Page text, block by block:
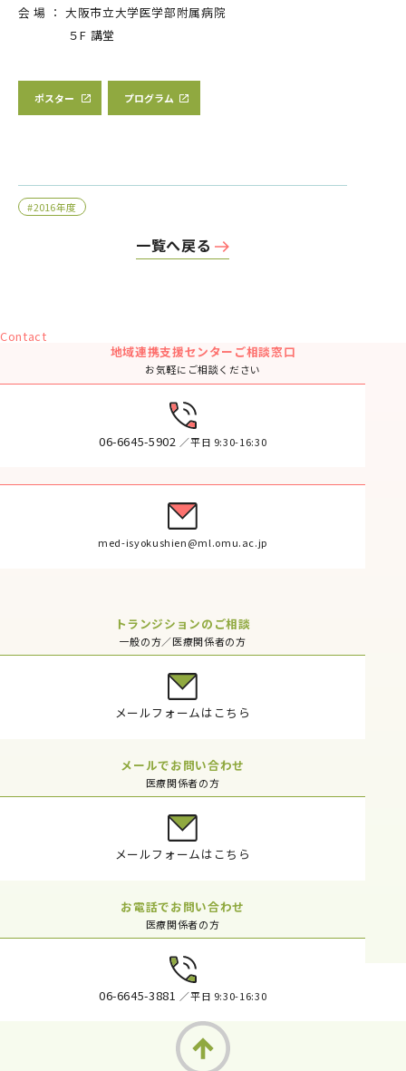
会 場 ： 大阪市立大学医学部附属病院
５F 講堂
ポスター プログラム
#2016年度
一覧へ戻る
Contact
地域連携支援センターご相談窓口
お気軽にご相談ください
06-6645-5902 ／平日 9:30-16:30
med-isyokushien@ml.omu.ac.jp
トランジションのご相談
一般の方／医療関係者の方
メールフォームはこちら
メールでお問い合わせ
医療関係者の方
メールフォームはこちら
お電話でお問い合わせ
医療関係者の方
06-6645-3881 ／平日 9:30-16:30